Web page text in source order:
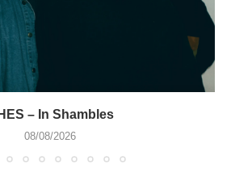
– In Shambles
08/08/2026